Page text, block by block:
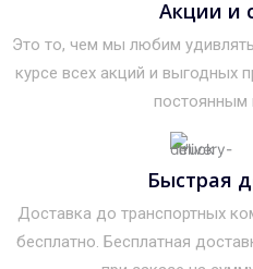
Акции и
Это то, чем мы любим
курсе всех акций и выгодных
постоянным
Быстрая
Доставка до транспортных
бесплатно. Бесплатная